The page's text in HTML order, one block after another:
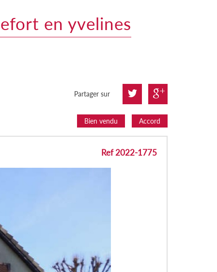
en yvelines
Partager sur
Bien vendu Accord
Ref 2022-1775